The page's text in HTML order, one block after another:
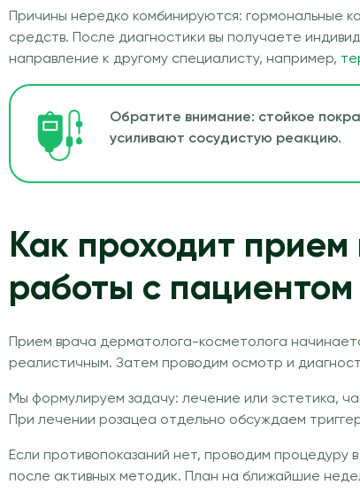
Причины нередко комбинируются: гормональные
средств. После диагностики вы получаете
направление к другому специалисту, например,
Обратите внимание: стойкое
усиливают сосудистую реакцию.
Как проходит
работы с пациентом
Прием врача дерматолога-косметолога
реалистичным. Затем проводим осмотр и
Мы формулируем задачу: лечение или эстетика,
При лечении розацеа отдельно обсуждаем
Если противопоказаний нет, проводим процедуру
после активных методик. План на ближайшие